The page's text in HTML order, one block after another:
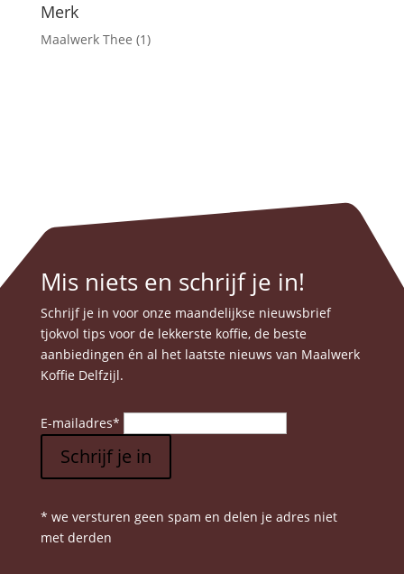
Merk
Maalwerk Thee (1)
Mis niets en schrijf je in!
Schrijf je in voor onze maandelijkse nieuwsbrief
tjokvol tips voor de lekkerste koffie, de beste
aanbiedingen én al het laatste nieuws van Maalwerk
Koffie Delfzijl.
E-mailadres*
Schrijf je in
* we versturen geen spam en delen je adres niet
met derden